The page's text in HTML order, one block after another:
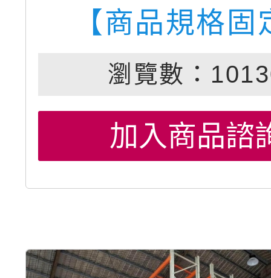
【商品規格固
瀏覽數：
加入商品諮